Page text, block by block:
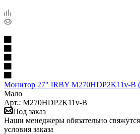
Монитор 27" IRBY M270HDP2K11v-B
Мало
Арт.: M270HDP2K11v-B
Под заказ
Наши менеджеры обязательно
условия заказа